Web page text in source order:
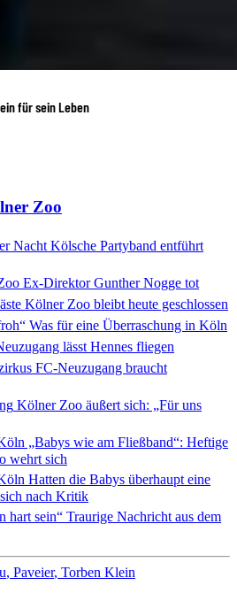
für sein Leben
Zoo
Nacht Kölsche Partyband entführt
Ex-Direktor Gunther Nogge tot
Kölner Zoo bleibt heute geschlossen
Was für eine Überraschung in Köln
lässt Hennes fliegen
FC-Neuzugang braucht
Kölner Zoo äußert sich: „Für uns
„Babys wie am Fließband“: Heftige
wehrt sich
Hatten die Babys überhaupt eine
nach Kritik
hart sein“ Traurige Nachricht aus dem
Paveier Torben Klein